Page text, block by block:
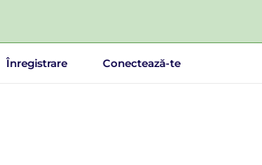
Înregistrare Conectează-te